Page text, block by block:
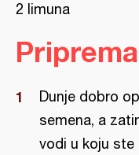
2 limuna
Priprema
Dunje dobro
semena, a
vodi u koju ste